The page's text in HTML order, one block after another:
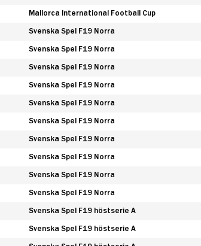
Mallorca International Football Cup
Svenska Spel F19 Norra
Svenska Spel F19 Norra
Svenska Spel F19 Norra
Svenska Spel F19 Norra
Svenska Spel F19 Norra
Svenska Spel F19 Norra
Svenska Spel F19 Norra
Svenska Spel F19 Norra
Svenska Spel F19 Norra
Svenska Spel F19 Norra
Svenska Spel F19 höstserie A
Svenska Spel F19 höstserie A